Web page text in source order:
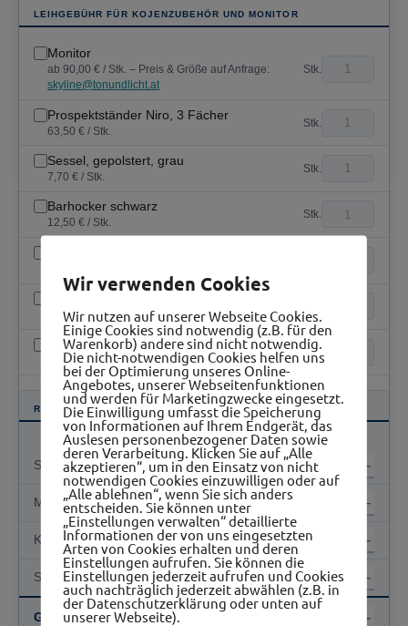
LEIHGEBÜHR FÜR KOJENZUBEHÖR UND MONITOR
Monitor
ab 90,00 € / Stk. – Preis & Größe auf Anfrage:
skyline@tonundlicht.at
Stk.
Prospektständer Niro, 3 Fächer
63,50 € / Stk.
Stk.
Sessel, gepolstert, grau
7,70 € / Stk.
Stk.
Barhocker schwarz
12,50 € / Stk.
Stk.
20,50 € / Stk.
Teppich (6 m²)
87,00 € / Stk.
Stk.
RECHNUNGSBETRAG (EXKL. MWST.)
Standgebühr
Monitor
Kojenzubehör
Sponsorbeitrag
Gesamtsumme
Wir verwenden Cookies
Wir nutzen auf unserer Webseite Cookies.
Einige Cookies sind notwendig (z.B. für den
Warenkorb) andere sind nicht notwendig.
Die nicht-notwendigen Cookies helfen uns
bei der Optimierung unseres Online-
Angebotes, unserer Webseitenfunktionen
und werden für Marketingzwecke eingesetzt.
Die Einwilligung umfasst die Speicherung
von Informationen auf Ihrem Endgerät, das
Auslesen personenbezogener Daten sowie
deren Verarbeitung. Klicken Sie auf „Alle
akzeptieren“, um in den Einsatz von nicht
notwendigen Cookies einzuwilligen oder auf
„Alle ablehnen“, wenn Sie sich anders
entscheiden. Sie können unter
„Einstellungen verwalten“ detaillierte
Informationen der von uns eingesetzten
Arten von Cookies erhalten und deren
Einstellungen aufrufen. Sie können die
Einstellungen jederzeit aufrufen und Cookies
auch nachträglich jederzeit abwählen (z.B. in
der Datenschutzerklärung oder unten auf
unserer Webseite).